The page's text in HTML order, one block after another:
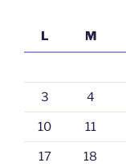
L
M
3 4
10 11
17 18